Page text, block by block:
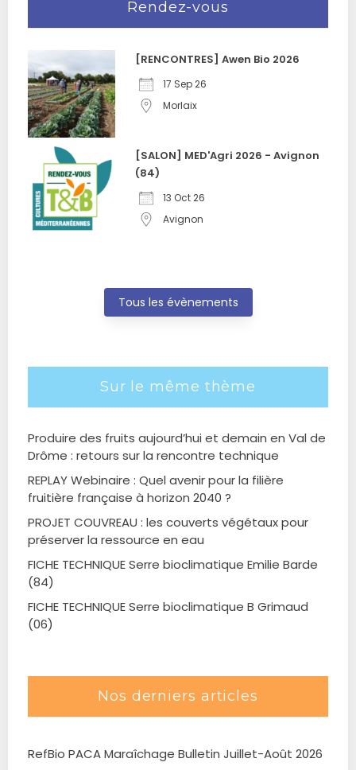
Rendez-vous
[RENCONTRES] Awen Bio 2026
17 Sep 26
Morlaix
[SALON] MED'Agri 2026 - Avignon
(84)
13 Oct 26
Avignon
Tous les évènements
Sur le même thème
Produire des fruits aujourd’hui et demain en Val de
Drôme : retours sur la rencontre technique
REPLAY Webinaire : Quel avenir pour la filière
fruitière française à horizon 2040 ?
PROJET COUVREAU : les couverts végétaux pour
préserver la ressource en eau
FICHE TECHNIQUE Serre bioclimatique Emilie Barde
(84)
FICHE TECHNIQUE Serre bioclimatique B Grimaud
(06)
Nos derniers articles
RefBio PACA Maraîchage Bulletin Juillet-Août 2026